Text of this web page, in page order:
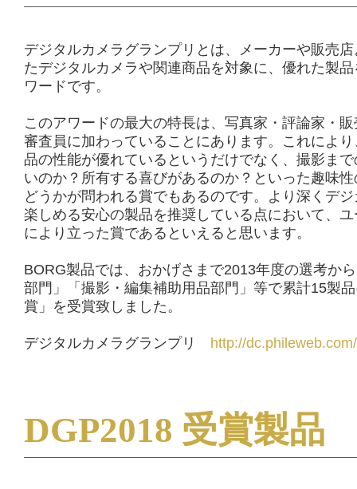
デジタルカメラグランプリとは、メーカーや販売
たデジタルカメラや関連商品を対象に、優れた製
ワードです。
このアワードの最大の特長は、写真家・評論家・
審査員に加わっていることにあります。これによ
品の性能が優れているというだけでなく、撮影ま
いのか？所有する喜びがあるのか？といった趣味
どうかが問われる賞でもあるのです。より深くデ
楽しめる安心の製品を推奨している点において、
により立った賞であるといえると思います。
BORG製品では、おかげさまで2013年度の選考か
部門」「撮影・編集補助用品部門」等で累計15製
賞」を受賞致しました。
デジタルカメラグランプリ http://dc.phileweb.com/
DGP2018 受賞製品